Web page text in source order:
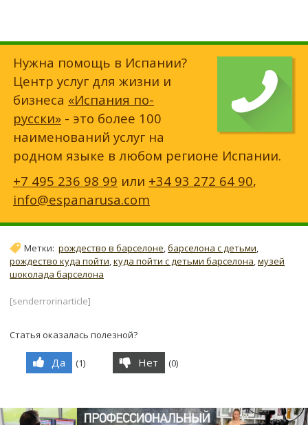
Нужна помощь в Испании?
Центр услуг для жизни и
бизнеса «Испания по-
русски» - это более 100
наименований услуг на
родном языке в любом регионе Испании.
+7 495 236 98 99 или +34 93 272 64 90,
info@espanarusa.com
Метки: рождество в барселоне барселона с детьми
рождество куда пойти,куда пойти с детьми барселона,музей
шоколада барселона
[senderrorinarticle]
Статья оказалась полезной?
Да (1) Нет (0)